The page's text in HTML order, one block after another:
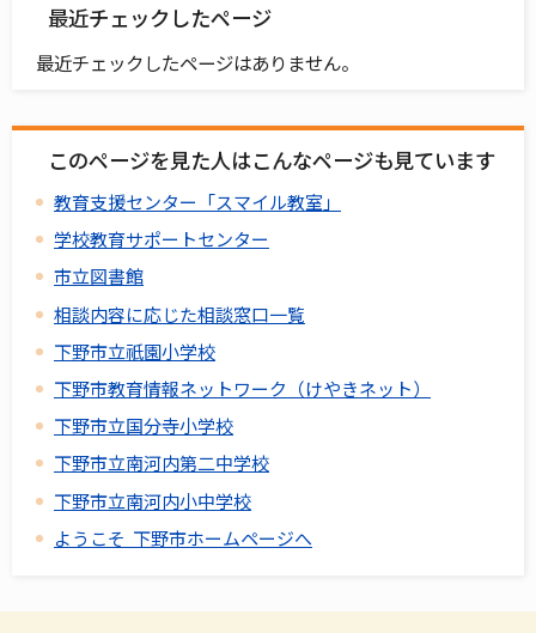
最近チェックしたページ
最近チェックしたページはありません。
このページを見た人はこんなページも見ています
教育支援センター「スマイル教室」
学校教育サポートセンター
市立図書館
相談内容に応じた相談窓口一覧
下野市立祇園小学校
下野市教育情報ネットワーク（けやきネット）
下野市立国分寺小学校
下野市立南河内第二中学校
下野市立南河内小中学校
ようこそ 下野市ホームページへ